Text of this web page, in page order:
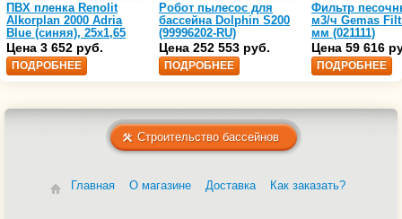
ПВХ пленка Renolit
Alkorplan 2000 Adria
Blue (синяя), 25х1,65
(35216203)
Цена 3 652 руб.
ПОДРОБНЕЕ
Робот пылесос для
бассейна Dolphin S200
(99996202-RU)
Цена 252 553 руб.
ПОДРОБНЕЕ
Фильтр
м3/ч Gemas
мм (021111)
Цена 59 616
ПОДРОБНЕЕ
Строительство бассейнов
Главная О магазине Доставка Как заказать?